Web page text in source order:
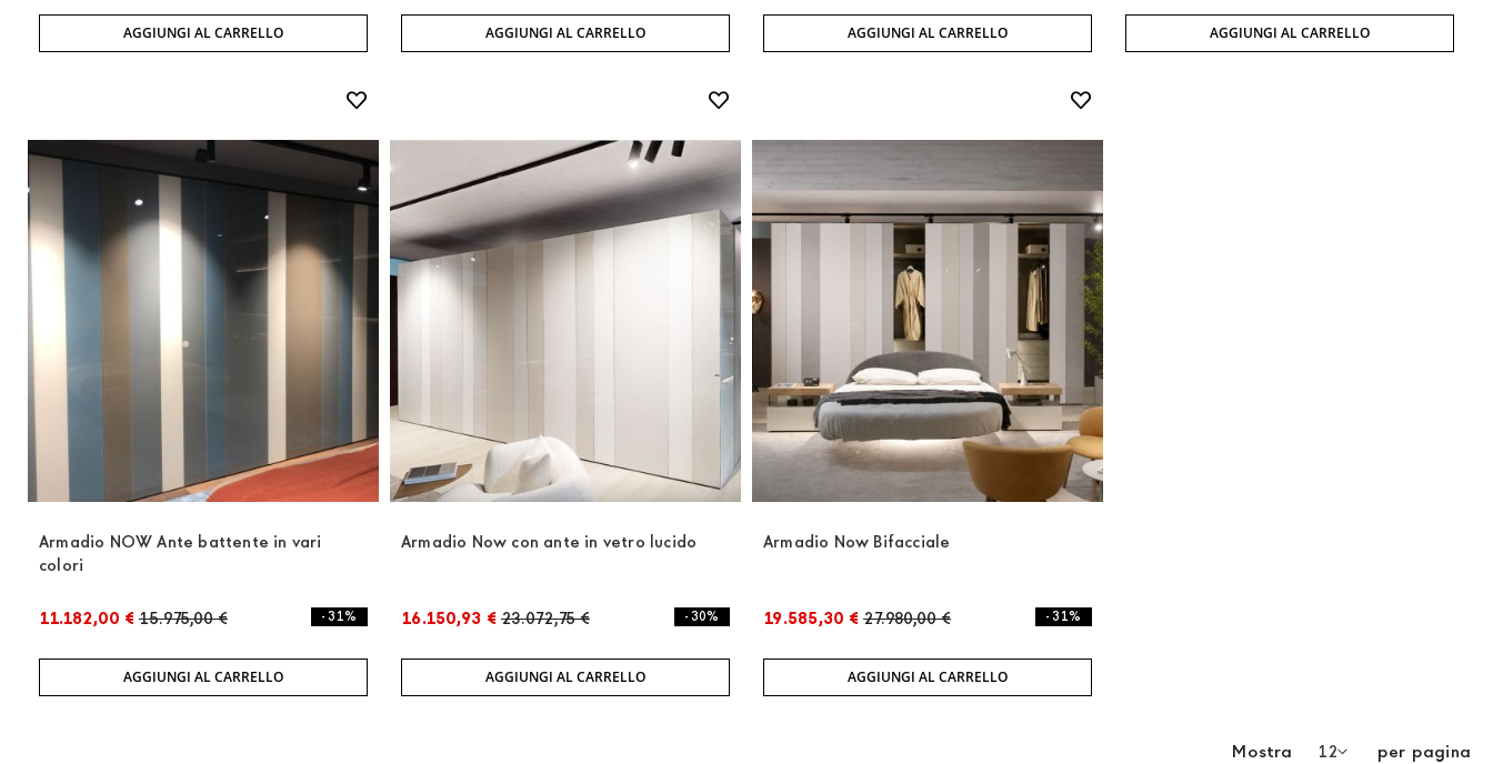
AGGIUNGI AL CARRELLO AGGIUNGI AL CARRELLO AGGIUNGI AL CARRELLO AGGIUNGI AL CARRELLO
Armadio NOW Ante battente in vari
colori
11.182,00 € 15.975,00 € - 31%
AGGIUNGI AL CARRELLO
Armadio Now con ante in vetro lucido
16.150,93 € 23.072,75 € - 30%
AGGIUNGI AL CARRELLO
Armadio Now Bifacciale
19.585,30 € 27.980,00 € - 31%
AGGIUNGI AL CARRELLO
Mostra per pagina